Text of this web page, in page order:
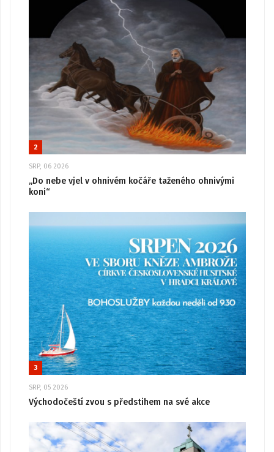
2
SRP, 06 2026
„Do nebe vjel v ohnivém kočáře taženého ohnivými
koni“
3
SRP, 05 2026
Východočeští zvou s předstihem na své akce